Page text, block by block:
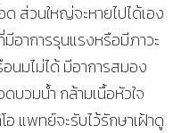
ส่วนใหญ่จะหายไปได้เอง
อาการรุนแรงหรือมีภาวะ
นมไม่ได้ มีอาการสมอง
บวมน้ำ กล้ามเนื้อหัวใจ
แพทย์จะรับไว้รักษาเฝ้าดู